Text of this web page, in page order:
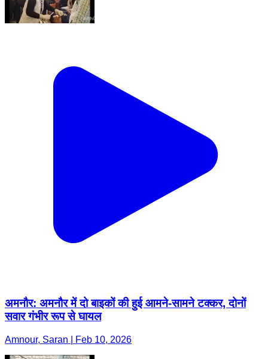
अमनौर: अमनौर में दो बाइकों की हुई आमने-सामने टक्कर, दोनों
सवार गंभीर रूप से घायल
Amnour, Saran | Feb 10, 2026